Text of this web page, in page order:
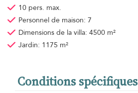
10 pers. max.
Personnel de maison: 7
Dimensions de la villa: 4500 m²
Jardin: 1175 m²
Conditions spécifiques